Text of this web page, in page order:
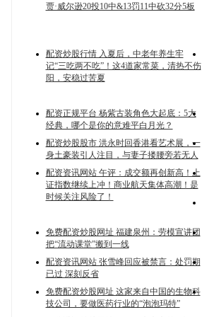
贾·威尔逊20投10中&13罚11中砍32分5板
配资炒股行情 入夏后，中老年养生牢
记“三吃两不吃”！这4道家常菜，清热不伤
阳，安稳过苦夏
配资正规平台 杨紫古装角色大起底：5大
经典，哪个是你的意难平白月光？
配资炒股股市 洪永时回香港看艺术展，一
身土豪装引人注目，与妻子搂腰旁若无人
配资资讯网站 午评：成交额再创新高！上
证指数继续上冲！商业航天集体高潮！是
时候关注风险了！
免费配资炒股网址 福建泉州：劳模宣讲团
把“流动课堂”搬到一线
配资资讯网站 张雪峰回应被禁言：处罚期
已过 深刻反省
免费配资炒股网址 这家来自中国的生物科
技公司，要做医药行业的“泡泡玛特”